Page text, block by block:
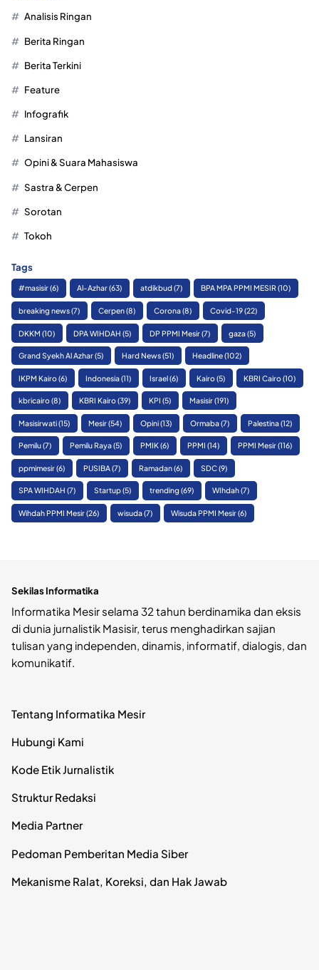
Analisis Ringan
Berita Ringan
Berita Terkini
Feature
Infografik
Lansiran
Opini & Suara Mahasiswa
Sastra & Cerpen
Sorotan
Tokoh
Tags
#masisir(6) Al-Azhar(63) atdikbud(7) BPA MPA PPMI MESIR(10)
breaking news(7) Cerpen(8) Corona(8) Covid-19(22)
DKKM (10) DPA WIHDAH (5) DP PPMI Mesir(7) gaza(5)
Grand Syekh Al Azhar(5) Hard News(51) Headline(102)
IKPM Kairo(6) Indonesia(11) Israel(6) Kairo(5) KBRI Cairo(10)
kbricairo(8) KBRI Kairo(39) KPI (5) Masisir(191)
Masisirwati(15) Mesir(54) Opini(13) Ormaba(7) Palestina(12)
Pemilu(7) Pemilu Raya(5) PMIK(6) PPMI (14) PPMI Mesir(116)
ppmimesir(6) PUSIBA(7) Ramadan(6) SDC(9)
SPA WIHDAH (7) Startup(5) trending (69) WIhdah(7)
Wihdah PPMI Mesir(26) wisuda(7) Wisuda PPMI Mesir(6)
Sekilas Informatika
Informatika Mesir selama 32 tahun berdinamika dan eksis
di dunia jurnalistik Masisir, terus menghadirkan sajian
tulisan yang independen, dinamis, informatif, dialogis, dan
komunikatif.
Tentang Informatika Mesir
Hubungi Kami
Kode Etik Jurnalistik
Struktur Redaksi
Media Partner
Pedoman Pemberitan Media Siber
Mekanisme Ralat, Koreksi, dan Hak Jawab